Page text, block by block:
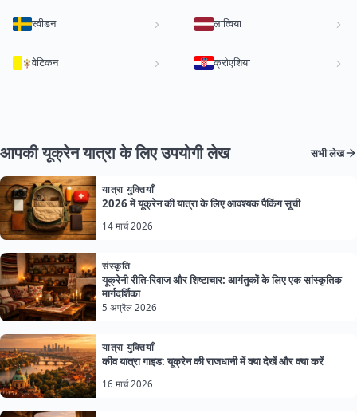
स्वीडन लात्विया
वेटिकन क्रोएशिया
आपकी यूक्रेन यात्रा के लिए उपयोगी लेख सभी लेख
यात्रा युक्तियाँ
2026 में यूक्रेन की यात्रा के लिए आवश्यक पैकिंग सूची
14 मार्च 2026
संस्कृति
यूक्रेनी रीति-रिवाज और शिष्टाचार: आगंतुकों के लिए एक सांस्कृतिक
मार्गदर्शिका
5 अप्रैल 2026
यात्रा युक्तियाँ
कीव यात्रा गाइड: यूक्रेन की राजधानी में क्या देखें और क्या करें
16 मार्च 2026